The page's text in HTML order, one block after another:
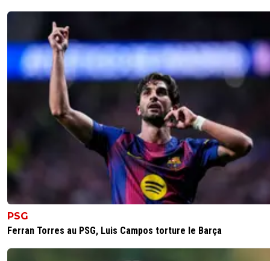
PSG
Ferran Torres au PSG, Luis Campos torture le Barça